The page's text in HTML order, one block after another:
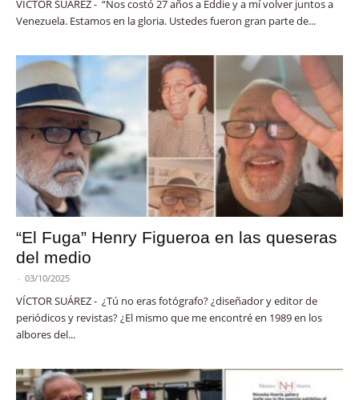
VÍCTOR SUÁREZ - “Nos costó 27 años a Eddie y a mí volver juntos a
Venezuela. Estamos en la gloria. Ustedes fueron gran parte de...
“El Fuga” Henry Figueroa en las queseras
del medio
- 03/10/2025
VÍCTOR SUÁREZ - ¿Tú no eras fotógrafo? ¿diseñador y editor de
periódicos y revistas? ¿El mismo que me encontré en 1989 en los
albores del...